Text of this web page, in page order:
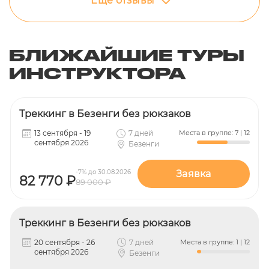
БЛИЖАЙШИЕ ТУРЫ
ИНСТРУКТОРА
Треккинг в Безенги без рюкзаков
13 сентября - 19
сентября 2026
7 дней
Безенги
Места в группе: 7 | 12
82 770 ₽
-7% до 30.08.2026
89 000 ₽
Заявка
Треккинг в Безенги без рюкзаков
20 сентября - 26
сентября 2026
7 дней
Безенги
Места в группе: 1 | 12